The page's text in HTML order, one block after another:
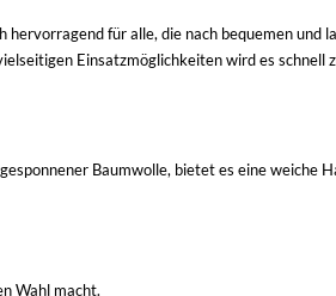
für alle, die nach bequemen und
Einsatzmöglichkeiten wird es schnell
Baumwolle, bietet es eine weiche
Wahl macht.